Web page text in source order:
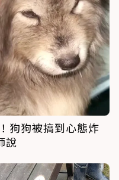
狗狗被搞到心態炸
說